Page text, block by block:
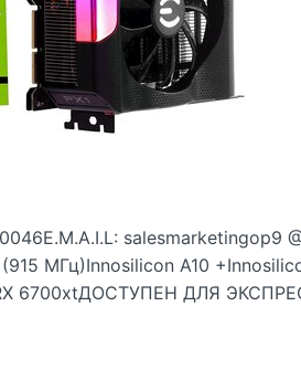
salesmarketingop9
МГц)Innosilicon A10
RX 6700xtДОСТУПЕН ДЛЯ